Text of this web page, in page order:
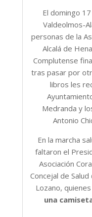
El domingo
Valdeolmos-
personas de la
Alcalá de
Complutense
tras pasar por
libros les
Medranda y
Antonio
En la marcha
faltaron el
Asociación
Concejal de
Lozano, quienes
una